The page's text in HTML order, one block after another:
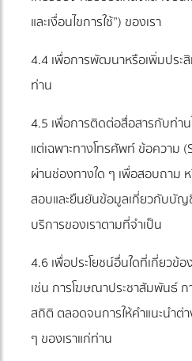
และเงื่อนไขการใช้”) ของเรา
4.4 เพื่อการพัฒนาหรือเพิ่มประ
ท่าน
4.5 เพื่อการติดต่อสื่อสารกับท่า
แต่เฉพาะทางโทรศัพท์ ข้อความ
ผ่านช่องทางใด ๆ เพื่อสอบถาม
สอบและยืนยันข้อมูลเกี่ยวกับบัญ
บริการของเราตามที่จำเป็น
4.6 เพื่อประโยชน์อื่นใดที่เกี่ยวข้
เช่น การโฆษณาประชาสัมพันธ์
สถิติ ตลอดจนการให้คำแนะนำต่
ๆ ของเราแก่ท่าน